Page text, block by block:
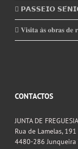
𝗣𝗔𝗦𝗦𝗘𝗜𝗢
𝐕𝐢𝐬𝐢𝐭𝐚 𝐚̀𝐬 𝐨𝐛𝐫𝐚𝐬 𝐝𝐞
CONTACTOS
JUNTA DE
Rua de Lamelas, 191
4480-286 Junqueira